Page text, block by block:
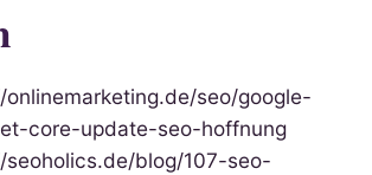
seo/google-
core-update-seo-hoffnung
seoholics.de/blog/107-seo-